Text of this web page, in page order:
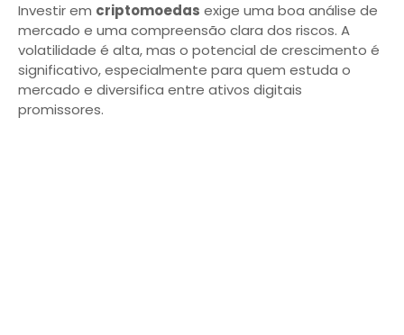
Investir em criptomoedas exige uma boa análise de
mercado e uma compreensão clara dos riscos. A
volatilidade é alta, mas o potencial de crescimento é
significativo, especialmente para quem estuda o
mercado e diversifica entre ativos digitais
promissores.